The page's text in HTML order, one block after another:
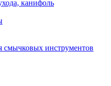
канифоль
инструментов